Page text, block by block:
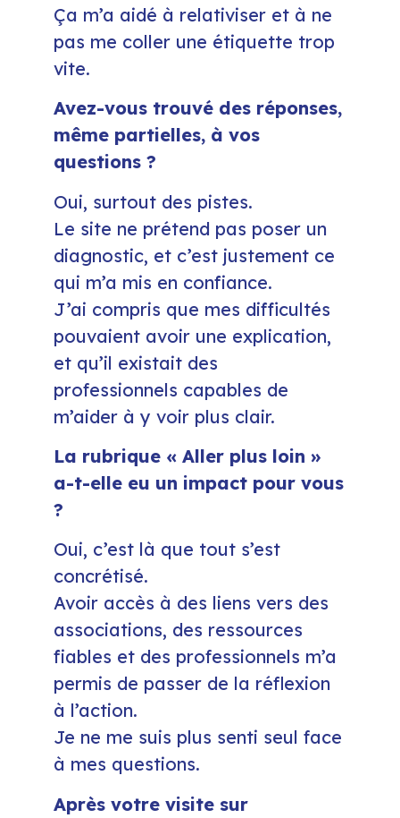
Ça m’a aidé à relativiser et à ne
pas me coller une étiquette trop
vite.
Avez-vous trouvé des réponses,
même partielles, à vos
questions ?
Oui, surtout des pistes.
Le site ne prétend pas poser un
diagnostic, et c’est justement ce
qui m’a mis en confiance.
J’ai compris que mes difficultés
pouvaient avoir une explication,
et qu’il existait des
professionnels capables de
m’aider à y voir plus clair.
La rubrique « Aller plus loin »
a-t-elle eu un impact pour vous
?
Oui, c’est là que tout s’est
concrétisé.
Avoir accès à des liens vers des
associations, des ressources
fiables et des professionnels m’a
permis de passer de la réflexion
à l’action.
Je ne me suis plus senti seul face
à mes questions.
Après votre visite sur